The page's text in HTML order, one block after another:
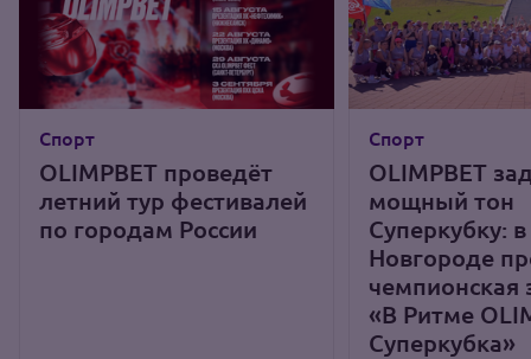
Спорт
OLIMPBET проведёт
летний тур фестивалей
по городам России
Спорт
OLIMPBET
мощный тон
Суперкубку:
Новгороде
чемпионская
«В Ритме
Суперкубка»